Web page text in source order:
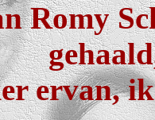
Romy
ervan,